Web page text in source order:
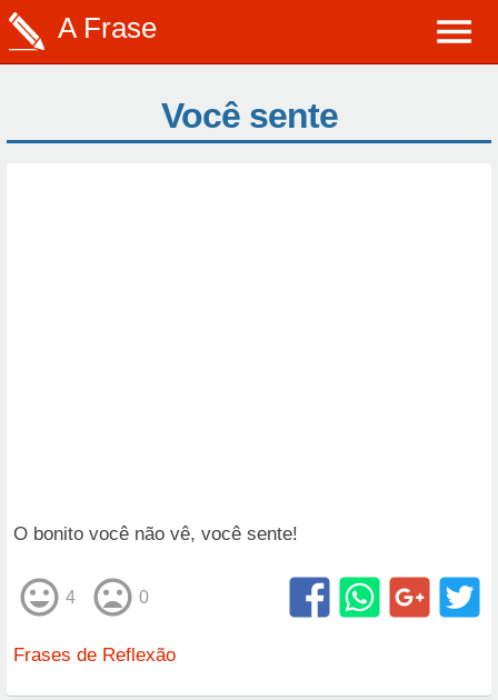
A Frase
Você sente
O bonito você não vê, você sente!
4 0
Frases de Reflexão